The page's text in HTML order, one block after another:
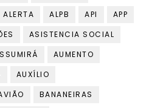
ALERTA ALPB API
APP
ASISTENCIA SOCIAL
AUMENTO
AUXÍLIO
BANANEIRAS